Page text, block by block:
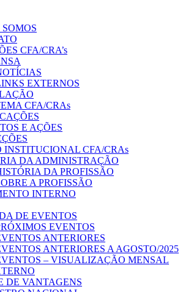
CFA/CRA’s
EXTERNOS
CFA/CRAs
E AÇÕES
INSTITUCIONAL CFA/CRAs
DA ADMINISTRAÇÃO
DA PROFISSÃO
A PROFISSÃO
INTERNO
DE EVENTOS
EVENTOS
ANTERIORES
ANTERIORES A AGOSTO/2025
– VISUALIZAÇÃO MENSAL
DE VANTAGENS